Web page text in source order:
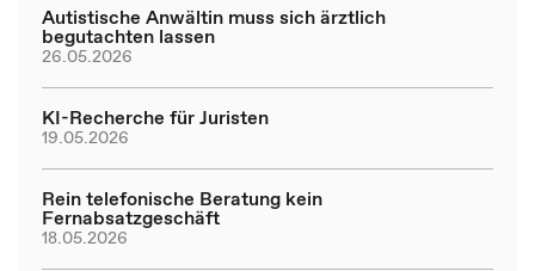
Autistische Anwältin muss sich ärztlich
begutachten lassen
26.05.2026
KI-Recherche für Juristen
19.05.2026
Rein telefonische Beratung kein
Fernabsatzgeschäft
18.05.2026